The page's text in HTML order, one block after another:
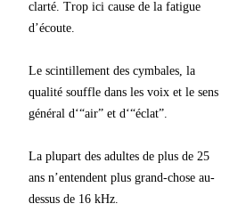
clarté. Trop ici cause de la fatigue
d’écoute.
Le scintillement des cymbales, la
qualité souffle dans les voix et le sens
général d‘“air” et d‘“éclat”.
La plupart des adultes de plus de 25
ans n’entendent plus grand-chose au-
dessus de 16 kHz.